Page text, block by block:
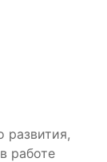
развития,
работе